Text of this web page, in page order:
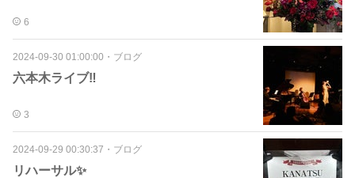
6
2024-09-30 01:00:00 ・ ブログ
六本木ライブ‼️
3
2024-09-29 00:30:37 ・ ブログ
リハーサル✨